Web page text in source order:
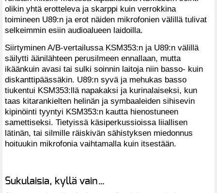
olikin yhtä erotteleva ja skarppi kuin verrokkina
toimineen U89:n ja erot näiden mikrofonien välillä tulivat
selkeimmin esiin audioalueen laidoilla.
Siirtyminen A/B-vertailussa KSM353:n ja U89:n välillä
säilytti äänilähteen perusilmeen ennallaan, mutta
ikäänkuin avasi tai sulki soinnin laitoja niin basso- kuin
diskanttipäässäkin. U89:n syvä ja mehukas basso
tiukentui KSM353:llä napakaksi ja kurinalaiseksi, kun
taas kitarankielten helinän ja symbaaleiden sihisevin
kipinöinti tyyntyi KSM353:n kautta hienostuneen
samettiseksi. Tietyissä käsiperkussioissa liiallisen
lätinän, tai silmille räiskivän sähistyksen miedonnus
hoituukin mikrofonia vaihtamalla kuin itsestään.
Sukulaisia, kyllä vain…